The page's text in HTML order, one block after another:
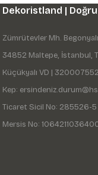
Dekoristland |
Zümrütevler Mh.
34852 Maltepe, İstanbul,
Küçükyalı VD |
Kep:
Ticaret Sicil No: 285526-5
Mersis No: